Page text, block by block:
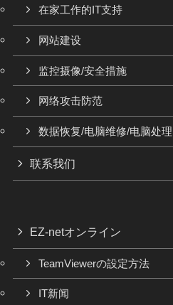
在家工作的IT支持
网站建设
监控摄像/安全措施
网络攻击防范
数据恢复/电脑维修/电脑处理
联系我们
EZ-netオンライン
TeamViewerの設定方法
IT新闻